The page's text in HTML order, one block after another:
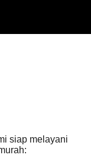
siap melayani